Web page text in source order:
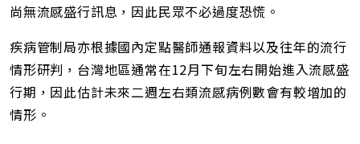
尚無流感盛行訊息，因此民眾不必過度恐慌。
疾病管制局亦根據國內定點醫師通報資料以及往年的流行
情形研判，台灣地區通常在12月下旬左右開始進入流感盛
行期，因此估計未來二週左右類流感病例數會有較增加的
情形。